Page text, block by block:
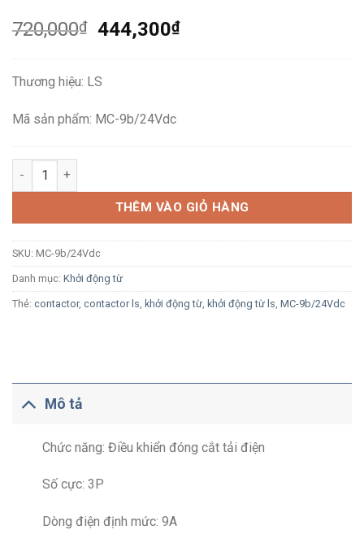
720,000₫
Giá
720,000₫.
444,300₫Giá
Thương hiệu: LS
Mã sản phẩm: MC-9b/24Vdc
Khởi động từ LS MC-9b 3P 9A 1a1b 24Vdc số lượng
THÊM VÀO GIỎ HÀNG
SKU: MC-9b/24Vdc
Danh mục: Khởi động từ
Thẻ: contactor, contactor ls khởi động từ khởi động từ ls MC-9b/24Vdc
Mô tả
Chức năng: Điều khiển đóng cắt tải điện
Số cực: 3P
Dòng điện định mức: 9A